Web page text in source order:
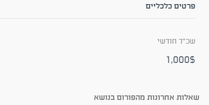
פרטים כלכליים
שכ"ד חודשי
1,000$
שאלות אחרונות מהפורום בנושא